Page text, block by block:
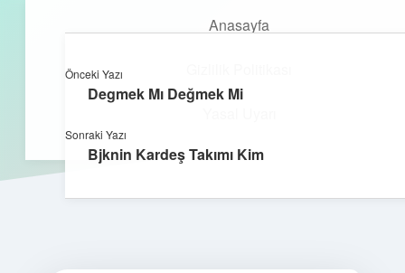
Anasayfa
aç
Önceki Yazı
Degmek Mı Değmek Mi
Sonraki Yazı
Bjknin Kardeş Takımı Kim